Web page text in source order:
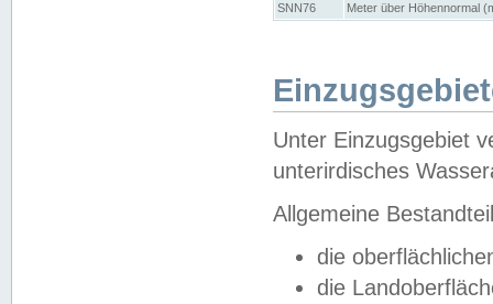
SNN76
Meter über Höhennormal
Unter Einzugsgebiet
unterirdisches
Allgemeine
die
die